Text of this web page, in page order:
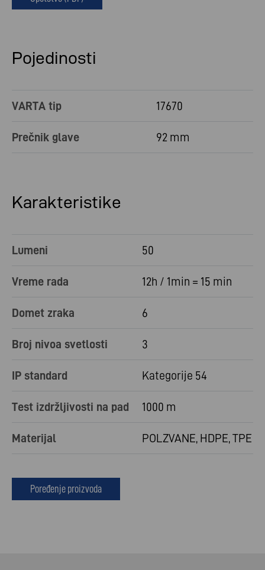
Pojedinosti
VARTA tip 17670
Prečnik glave 92 mm
Karakteristike
Lumeni 50
Vreme rada 12h / 1min = 15 min
Domet zraka 6
Broj nivoa svetlosti 3
IP standard Kategorije 54
Test izdržljivosti na pad 1000 m
Materijal POLZVANE, HDPE, TPE
Poređenje proizvoda